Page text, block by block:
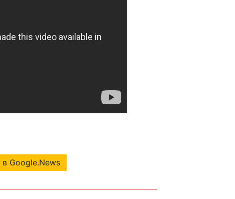
в Google.News